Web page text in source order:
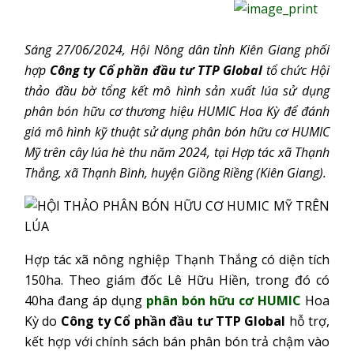
Sáng 27/06/2024, Hội Nông dân tỉnh Kiên Giang phối
hợp Công ty Cổ phần đầu tư TTP Globaltổ chức Hội
thảo đầu bờ tổng kết mô hình sản xuất lúa sử dụng
phân bón hữu cơ thương hiệu HUMIC Hoa Kỳ để đánh
giá mô hình kỹ thuật sử dụng phân bón hữu cơ HUMIC
Mỹ trên cây lúa hè thu năm 2024, tại Hợp tác xã Thạnh
Thắng, xã Thạnh Bình, huyện Giồng Riềng (Kiên Giang).
Hợp tác xã nông nghiệp Thạnh Thắng có diện tích
150ha. Theo giám đốc Lê Hữu Hiền, trong đó có
40ha đang áp dụng phân bón hữu cơ HUMIC Hoa
Kỳ do Công ty Cổ phần đầu tư TTP Global hỗ trợ,
kết hợp với chính sách bán phân bón trả chậm vào